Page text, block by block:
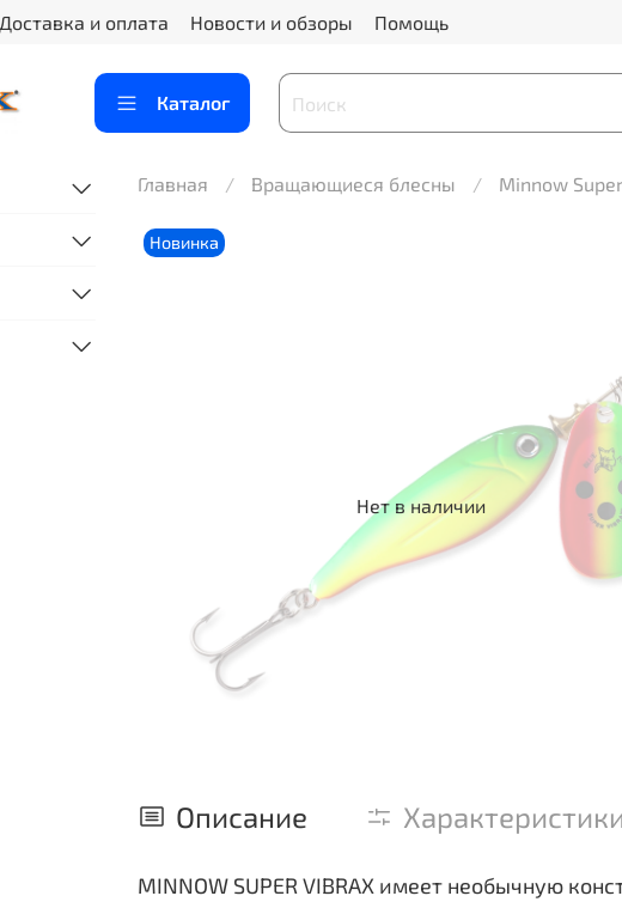
Доставка и оплата Новости и обзоры Помощь
Каталог
Главная Вращающиеся блесны Minnow
Нет в наличии
Новинка
Описание Характеристики
MINNOW SUPER VIBRAX имеет необычную